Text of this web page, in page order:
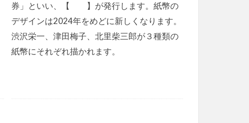
券」といい、【 】が発行します。紙幣の
デザインは2024年をめどに新しくなります。
渋沢栄一、津田梅子、北里柴三郎が３種類の
紙幣にそれぞれ描かれます。